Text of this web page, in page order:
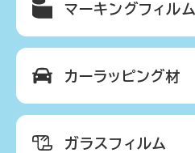
マーキングフィルム
カーラッピング材
ガラスフィルム